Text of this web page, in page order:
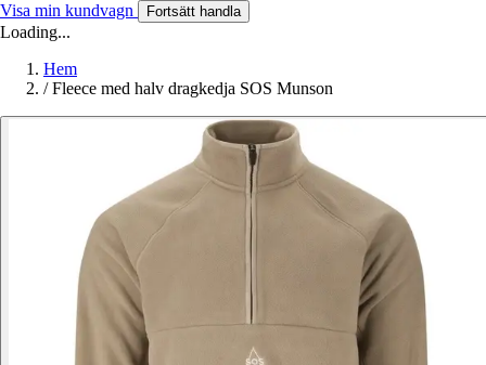
Visa min kundvagn Fortsätt handla
Loading...
Hem
/ Fleece med halv dragkedja SOS Munson